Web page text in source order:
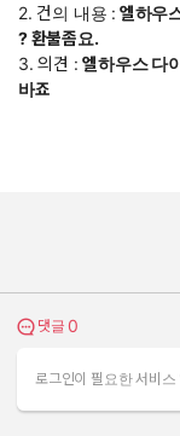
2. 건의 내용 : 엘하우
? 환불좀요.
3. 의견 :엘하우스 다
바죠
댓글 보기
댓글 0
로그인이 필요한 서비스